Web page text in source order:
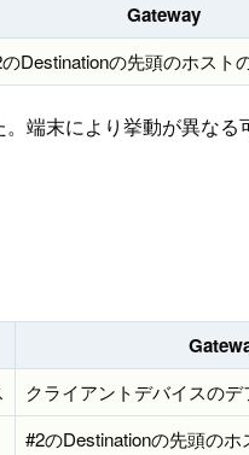
Gateway
Destinationの先頭のホスト
端末により挙動が異なる
クライアントデバイスの
#2のDestinationの先頭のホ